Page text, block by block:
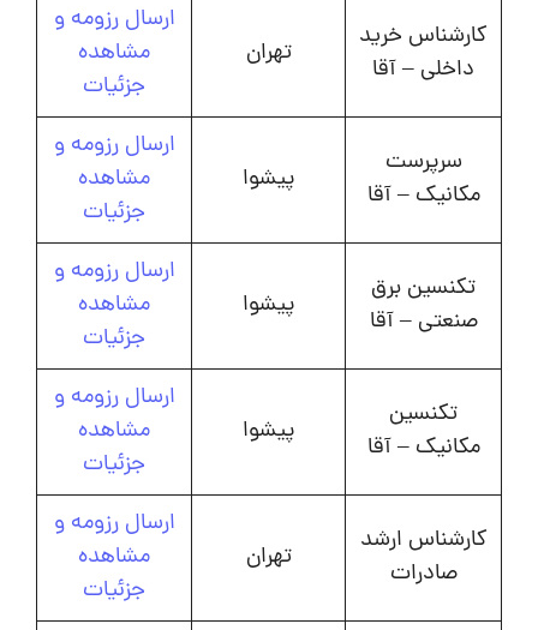
کارشناس خرید
داخلی – آقا
تهران
ارسال رزومه و
مشاهده
جزئیات
سرپرست
مکانیک – آقا
پیشوا
ارسال رزومه و
مشاهده
جزئیات
تکنسین برق
صنعتی – آقا
پیشوا
ارسال رزومه و
مشاهده
جزئیات
تکنسین
مکانیک – آقا
پیشوا
ارسال رزومه و
مشاهده
جزئیات
کارشناس ارشد
صادرات
تهران
ارسال رزومه و
مشاهده
جزئیات